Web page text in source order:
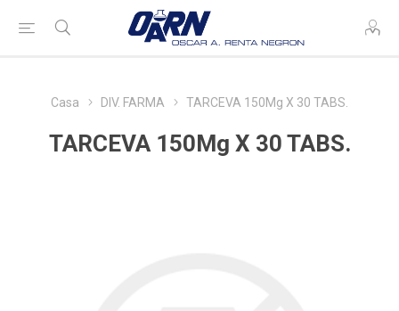
Casa DIV. FARMA TARCEVA 150Mg X 30 TABS.
TARCEVA 150Mg X 30 TABS.